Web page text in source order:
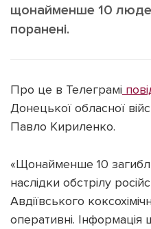
Зв'язатися з нами
[email protected]
Політика конфіденційності
щонайменше 10
поранені.
Про це в Телеграмі
Донецької обласної
Павло Кириленко.
«Щонайменше 10
наслідки обстрілу
Авдіївського
оперативні.